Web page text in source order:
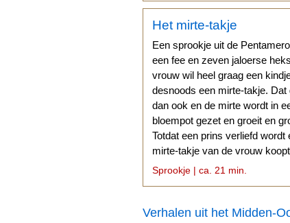
Het mirte-takje
Een sprookje uit de
een fee en zeven jaloerse
vrouw wil heel graag een
desnoods een mirte-takje. Dat
dan ook en de mirte wordt in
bloempot gezet en groeit en
Totdat een prins verliefd wordt
mirte-takje van de vrouw
Sprookje | ca. 21 min.
Verhalen uit het Midden-